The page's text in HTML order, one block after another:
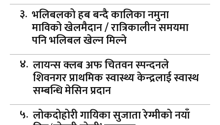
भलिबलको हब बन्दै कालिका नमुना
माविको खेलमैदान / रात्रिकालीन समयमा
पनि भलिबल खेल्न मिल्ने
लायन्स क्लब अफ चितवन स्पन्दनले
शिवनगर प्राथमिक स्वास्थ्य केन्द्रलाई स्वास्थ
सम्बन्धि मेसिन प्रदान
लोकदोहोरी गायिका सुजाता रेग्मीको नयाँ